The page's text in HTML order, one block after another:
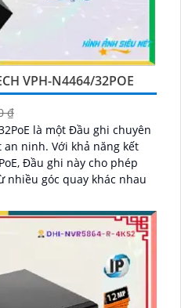
VPH-N4464/32POE
₫
là một Đầu ghi chuyên
năng kết
Đầu ghi này cho phép
nhiều góc quay khác nhau